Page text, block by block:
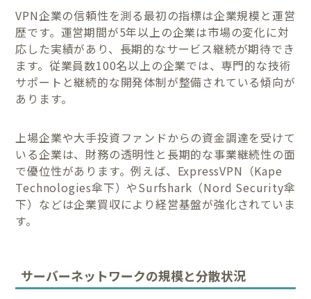
VPN企業の信頼性を測る最初の指標は企業規模と運営
歴です。運営期間が5年以上の企業は市場の変化に対
応した実績があり、長期的なサービス継続が期待でき
ます。従業員数100名以上の企業では、専門的な技術
サポートと継続的な開発体制が整備されている傾向が
あります。
上場企業や大手投資ファンドからの資金調達を受けて
いる企業は、財務の透明性と長期的な事業継続性の面
で優位性があります。例えば、ExpressVPN（Kape
Technologies傘下）やSurfshark（Nord Security傘
下）などは企業買収により経営基盤が強化されていま
す。
サーバーネットワークの規模と分散状況